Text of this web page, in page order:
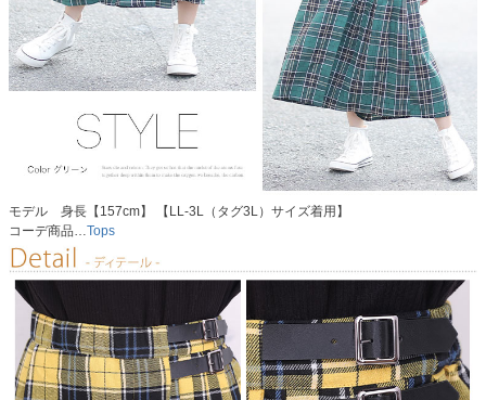
モデル 身長【157cm】 【LL-3L（タグ3L）サイズ着用】
コーデ商品… Tops